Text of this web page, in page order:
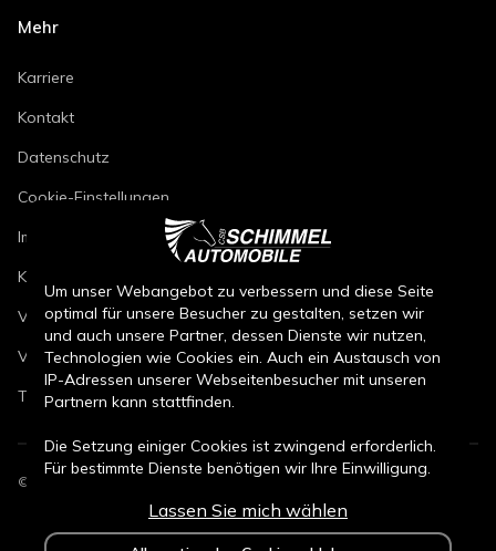
Mehr
Karriere
Kontakt
Datenschutz
Cookie-Einstellungen
Impressum
Kfz-Reparaturbedingungen
Verkaufsbedingungen Neuwagen
Verkaufsbedingungen Gebrauchtwagen
Teileverkaufsbedingungen
© CSB Schimmel Automobile GmbH. Alle Rechte vorbehalten.
Um unser Webangebot zu verbessern und diese Seite
optimal für unsere Besucher zu gestalten, setzen wir
und auch unsere Partner, dessen Dienste wir nutzen,
Technologien wie Cookies ein. Auch ein Austausch von
IP-Adressen unserer Webseitenbesucher mit unseren
Partnern kann stattfinden.
Die Setzung einiger Cookies ist zwingend erforderlich.
Für bestimmte Dienste benötigen wir Ihre Einwilligung.
Durch den Klick auf „Alle Cookies akzeptieren“, willigen
Sie (jederzeit für die Zukunft widerruflich) in alle
Lassen Sie mich wählen